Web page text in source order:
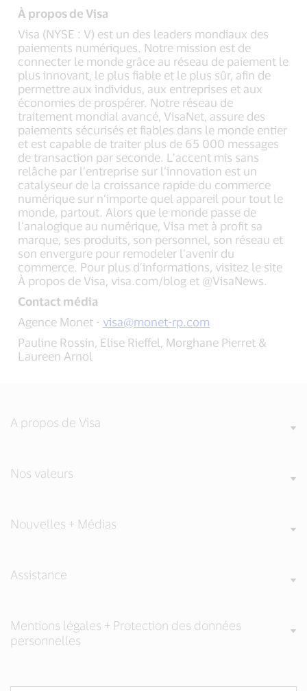
À propos de Visa
Visa (NYSE : V) est un des leaders mondiaux des
paiements numériques. Notre mission est de
connecter le monde grâce au réseau de paiement le
plus innovant, le plus fiable et le plus sûr, afin de
permettre aux individus, aux entreprises et aux
économies de prospérer. Notre réseau de
traitement mondial avancé, VisaNet, assure des
paiements sécurisés et fiables dans le monde entier
et est capable de traiter plus de 65 000 messages
de transaction par seconde. L’accent mis sans
relâche par l’entreprise sur l’innovation est un
catalyseur de la croissance rapide du commerce
numérique sur n’importe quel appareil pour tout le
monde, partout. Alors que le monde passe de
l’analogique au numérique, Visa met à profit sa
marque, ses produits, son personnel, son réseau et
son envergure pour remodeler l’avenir du
commerce. Pour plus d’informations, visitez le site
À propos de Visa, visa.com/blog et @VisaNews.
Contact média
Agence Monet - visa@monet-rp.com
Pauline Rossin, Elise Rieffel, Morghane Pierret &
Laureen Arnol
A propos de Visa
Nos valeurs
Nouvelles + Médias
Assistance
Mentions légales + Protection des données
personnelles